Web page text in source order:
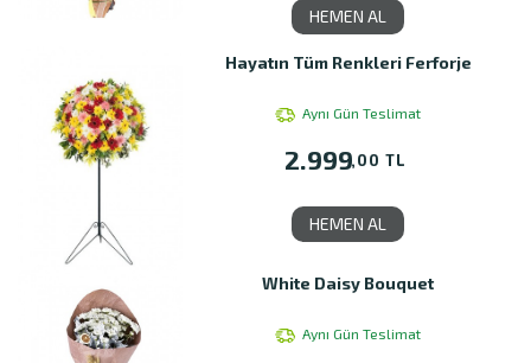
HEMEN AL
Hayatın Tüm Renkleri Ferforje
Aynı Gün Teslimat
2.999,00 TL
HEMEN AL
White Daisy Bouquet
Aynı Gün Teslimat